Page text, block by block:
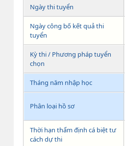
Ngày thi tuyển
Ngày công bố kết quả thi
tuyển
Kỳ thi / Phương pháp tuyển
chọn
Tháng năm nhập học
Phân loại hồ sơ
Thời hạn thẩm định cá biệt tư
cách dự thi